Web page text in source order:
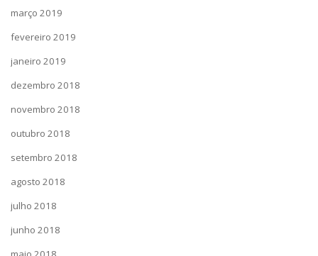
março 2019
fevereiro 2019
janeiro 2019
dezembro 2018
novembro 2018
outubro 2018
setembro 2018
agosto 2018
julho 2018
junho 2018